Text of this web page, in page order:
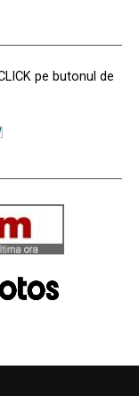
pe butonul de